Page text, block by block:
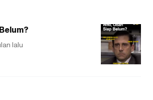
lalu